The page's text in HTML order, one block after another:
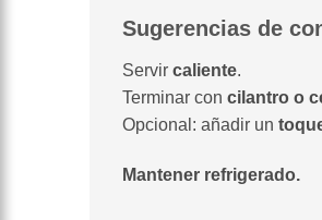
Sugerencias de
Servircaliente.
Terminar concilantro o
Opcional: añadir un
Mantener refrigerado.